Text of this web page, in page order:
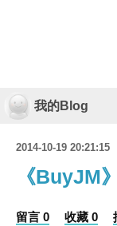
我的Blog
2014-10-19 20:21:15
《BuyJM
留言 0 收藏 0